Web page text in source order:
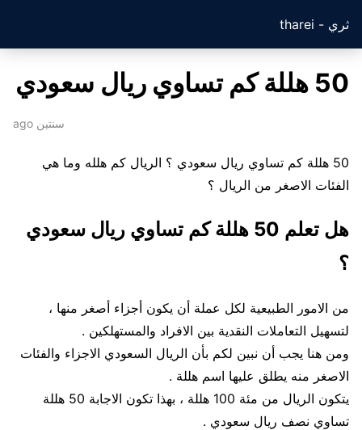
ثري - tharei
50 هللة كم تساوي ريال سعودي
سنتين ago
50 هللة كم تساوي ريال سعودي ؟ الريال كم هلله وما هي
الفئات الاصغر من الريال ؟
هل تعلم 50 هللة كم تساوي ريال سعودي
؟
من الامور الطبيعية لكل عملة أن يكون أجزاء أصغر منها ،
لتسهيل التعاملات النقدية بين الافراد والمستهلكين .
ومن هنا يجب أن نبين لكم بأن الريال السعودي الاجزاء والفئات
الاصغر منه يطلق عليها اسم هللة .
يتكون الريال من مئة 100 هللة ، بهذا تكون الاجابة 50 هللة
تساوي نصف ريال سعودي .